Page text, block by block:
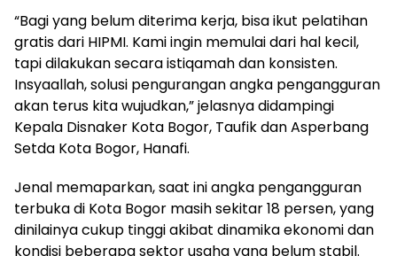
“Bagi yang belum diterima kerja, bisa ikut pelatihan
gratis dari HIPMI. Kami ingin memulai dari hal kecil,
tapi dilakukan secara istiqamah dan konsisten.
Insyaallah, solusi pengurangan angka pengangguran
akan terus kita wujudkan,” jelasnya didampingi
Kepala Disnaker Kota Bogor, Taufik dan Asperbang
Setda Kota Bogor, Hanafi.
Jenal memaparkan, saat ini angka pengangguran
terbuka di Kota Bogor masih sekitar 18 persen, yang
dinilainya cukup tinggi akibat dinamika ekonomi dan
kondisi beberapa sektor usaha yang belum stabil.